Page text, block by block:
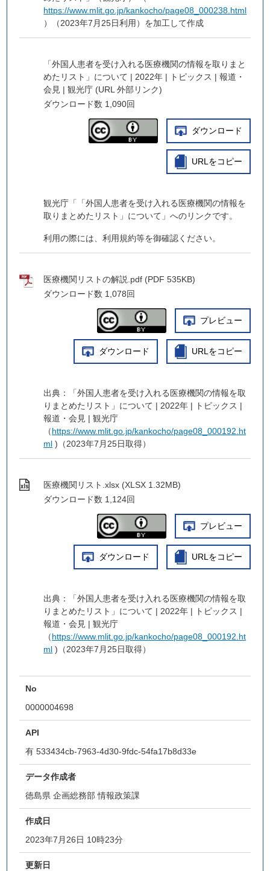
https://www.mlit.go.jp/kankocho/page08_000238.html
）（2023年7月25日利用）を加工して作成
「外国人患者を受け入れる医療機関の情報を取りまと
めたリスト」について | 2022年 | トピックス | 報道・
会見 | 観光庁 (URL 外部リンク)
ダウンロード数 1,090回
ダウンロード
URLをコピー
観光庁「「外国人患者を受け入れる医療機関の情報を
取りまとめたリスト」について」へのリンクです。
利用の際には、利用規約等を御確認ください。
医療機関リストの解説.pdf (PDF 535KB)
ダウンロード数 1,078回
プレビュー
ダウンロード URLをコピー
出典：「外国人患者を受け入れる医療機関の情報を取
りまとめたリスト」について | 2022年 | トピックス |
報道・会見 | 観光庁
（https://www.mlit.go.jp/kankocho/page08_000192.ht
ml )（2023年7月25日取得）
医療機関リスト.xlsx (XLSX 1.32MB)
ダウンロード数 1,124回
プレビュー
ダウンロード URLをコピー
出典：「外国人患者を受け入れる医療機関の情報を取
りまとめたリスト」について | 2022年 | トピックス |
報道・会見 | 観光庁
（https://www.mlit.go.jp/kankocho/page08_000192.ht
ml )（2023年7月25日取得）
No
0000004698
API
有 533434cb-7963-4d30-9fdc-54fa17b8d33e
データ作成者
徳島県 企画総務部 情報政策課
作成日
2023年7月26日 10時23分
更新日